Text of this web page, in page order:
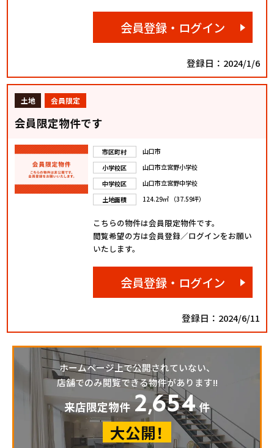
会員登録・ログイン
登録日：2024/1/6
土地 会員限定
会員限定物件です
市区町村
山口市
小学校区
山口市立宮野小学校
中学校区
山口市立宮野中学校
土地面積
124.29㎡ （37.59坪）
こちらの物件は会員限定物件です。
閲覧希望の方は会員登録／ログインをお願い
いたします。
会員登録・ログイン
登録日：2024/6/11
ホームページ上で公開されていない、
店舗でのみ閲覧できる物件があります!!
来店限定物件 2,654 件
大公開！